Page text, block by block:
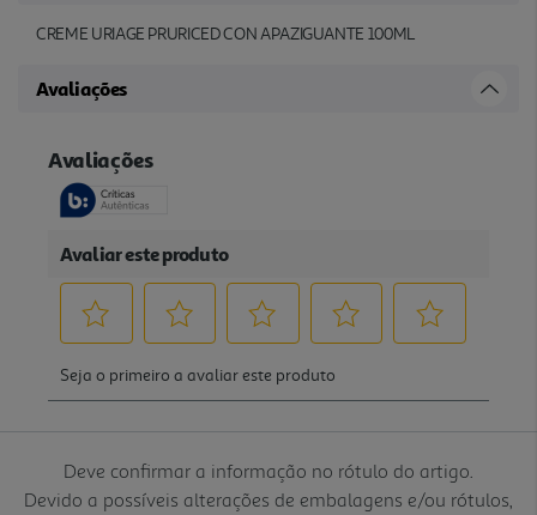
CREME URIAGE PRURICED CON APAZIGUANTE 100ML
Avaliações
Deve confirmar a informação no rótulo do artigo.
Devido a possíveis alterações de embalagens e/ou rótulos,